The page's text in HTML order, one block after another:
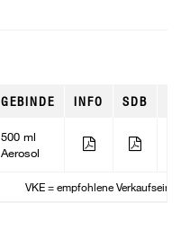
GEBINDE INFO SDB
500 ml
Aerosol
VKE = empfohlene